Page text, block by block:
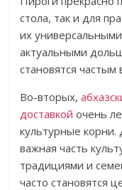
стола, так и для
их
актуальными
становятся
Во-вторых,
доставкой очень
культурные корни.
важная часть
традициями и
часто становятся